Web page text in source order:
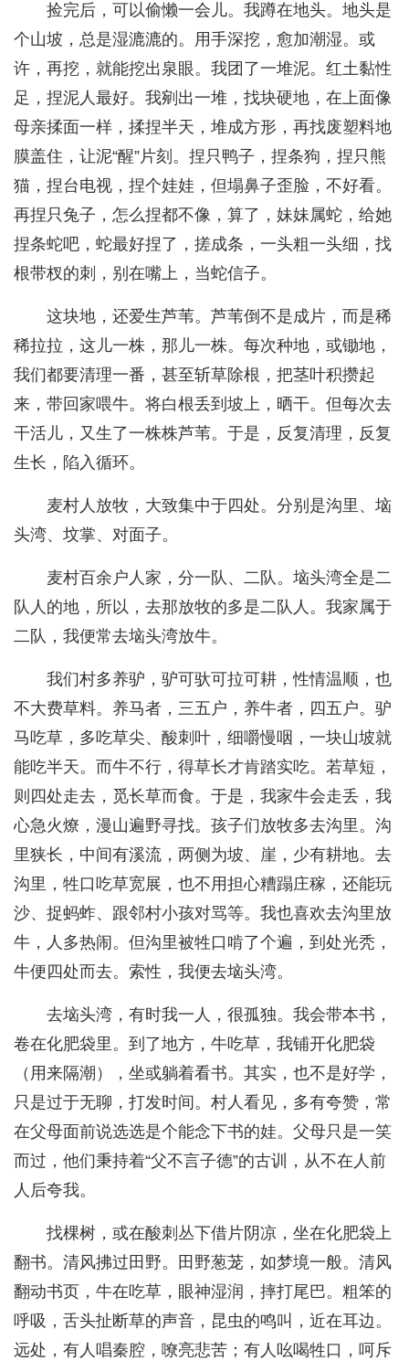
捡完后，可以偷懒一会儿。我蹲在地头。地头是
个山坡，总是湿漉漉的。用手深挖，愈加潮湿。或
许，再挖，就能挖出泉眼。我团了一堆泥。红土黏性
足，捏泥人最好。我剜出一堆，找块硬地，在上面像
母亲揉面一样，揉捏半天，堆成方形，再找废塑料地
膜盖住，让泥“醒”片刻。捏只鸭子，捏条狗，捏只熊
猫，捏台电视，捏个娃娃，但塌鼻子歪脸，不好看。
再捏只兔子，怎么捏都不像，算了，妹妹属蛇，给她
捏条蛇吧，蛇最好捏了，搓成条，一头粗一头细，找
根带杈的刺，别在嘴上，当蛇信子。
这块地，还爱生芦苇。芦苇倒不是成片，而是稀
稀拉拉，这儿一株，那儿一株。每次种地，或锄地，
我们都要清理一番，甚至斩草除根，把茎叶积攒起
来，带回家喂牛。将白根丢到坡上，晒干。但每次去
干活儿，又生了一株株芦苇。于是，反复清理，反复
生长，陷入循环。
麦村人放牧，大致集中于四处。分别是沟里、垴
头湾、坟掌、对面子。
麦村百余户人家，分一队、二队。垴头湾全是二
队人的地，所以，去那放牧的多是二队人。我家属于
二队，我便常去垴头湾放牛。
我们村多养驴，驴可驮可拉可耕，性情温顺，也
不大费草料。养马者，三五户，养牛者，四五户。驴
马吃草，多吃草尖、酸刺叶，细嚼慢咽，一块山坡就
能吃半天。而牛不行，得草长才肯踏实吃。若草短，
则四处走去，觅长草而食。于是，我家牛会走丢，我
心急火燎，漫山遍野寻找。孩子们放牧多去沟里。沟
里狭长，中间有溪流，两侧为坡、崖，少有耕地。去
沟里，牲口吃草宽展，也不用担心糟蹋庄稼，还能玩
沙、捉蚂蚱、跟邻村小孩对骂等。我也喜欢去沟里放
牛，人多热闹。但沟里被牲口啃了个遍，到处光秃，
牛便四处而去。索性，我便去垴头湾。
去垴头湾，有时我一人，很孤独。我会带本书，
卷在化肥袋里。到了地方，牛吃草，我铺开化肥袋
（用来隔潮），坐或躺着看书。其实，也不是好学，
只是过于无聊，打发时间。村人看见，多有夸赞，常
在父母面前说选选是个能念下书的娃。父母只是一笑
而过，他们秉持着“父不言子德”的古训，从不在人前
人后夸我。
找棵树，或在酸刺丛下借片阴凉，坐在化肥袋上
翻书。清风拂过田野。田野葱茏，如梦境一般。清风
翻动书页，牛在吃草，眼神湿润，摔打尾巴。粗笨的
呼吸，舌头扯断草的声音，昆虫的鸣叫，近在耳边。
远处，有人唱秦腔，嘹亮悲苦；有人吆喝牲口，呵斥